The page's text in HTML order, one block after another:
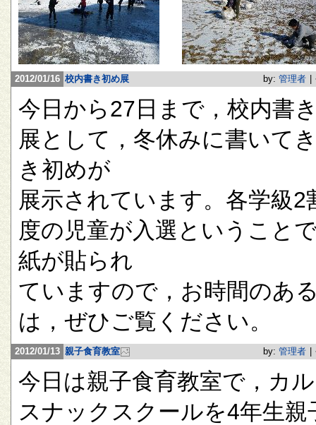
2012/01/16 校内書き初め展 by: 管理者
今日から27日まで，校内書
展として，冬休みに書いて
き初めが
展示されています。各学級2
度の児童が入選ということ
紙が貼られ
ていますので，お時間のあ
は，ぜひご覧ください。
2012/01/13 親子食育教室 by: 管理者
今日は親子食育教室で，カ
スナックスクールを4年生親